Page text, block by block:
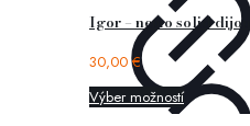
Igor – nemo solid dijon
30,00€
Výber možností